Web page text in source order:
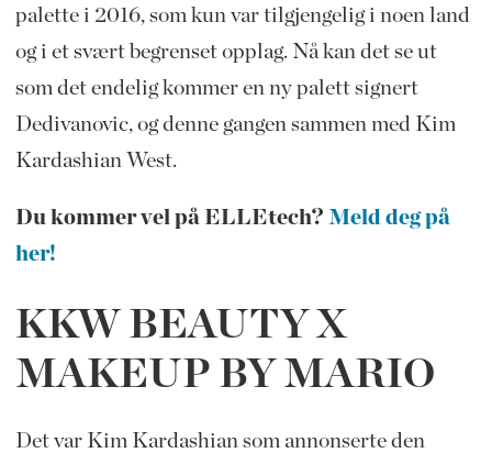
palette i 2016, som kun var tilgjengelig i noen land
og i et svært begrenset opplag. Nå kan det se ut
som det endelig kommer en ny palett signert
Dedivanovic, og denne gangen sammen med Kim
Kardashian West.
Du kommer vel på ELLEtech? Meld deg på
her!
KKW BEAUTY X
MAKEUP BY MARIO
Det var Kim Kardashian som annonserte den